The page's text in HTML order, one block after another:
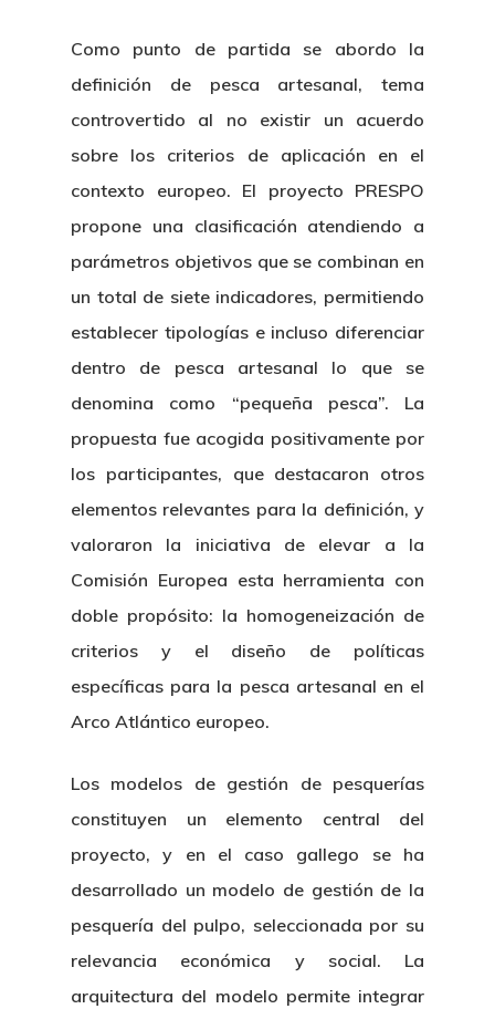
Como punto de partida se abordo la
definición de pesca artesanal, tema
controvertido al no existir un acuerdo
sobre los criterios de aplicación en el
contexto europeo. El proyecto PRESPO
propone una clasificación atendiendo a
parámetros objetivos que se combinan en
un total de siete indicadores, permitiendo
establecer tipologías e incluso diferenciar
dentro de pesca artesanal lo que se
denomina como “pequeña pesca”. La
propuesta fue acogida positivamente por
los participantes, que destacaron otros
elementos relevantes para la definición, y
valoraron la iniciativa de elevar a la
Comisión Europea esta herramienta con
doble propósito: la homogeneización de
criterios y el diseño de políticas
específicas para la pesca artesanal en el
Arco Atlántico europeo.
Los modelos de gestión de pesquerías
constituyen un elemento central del
proyecto, y en el caso gallego se ha
desarrollado un modelo de gestión de la
pesquería del pulpo, seleccionada por su
relevancia económica y social. La
arquitectura del modelo permite integrar